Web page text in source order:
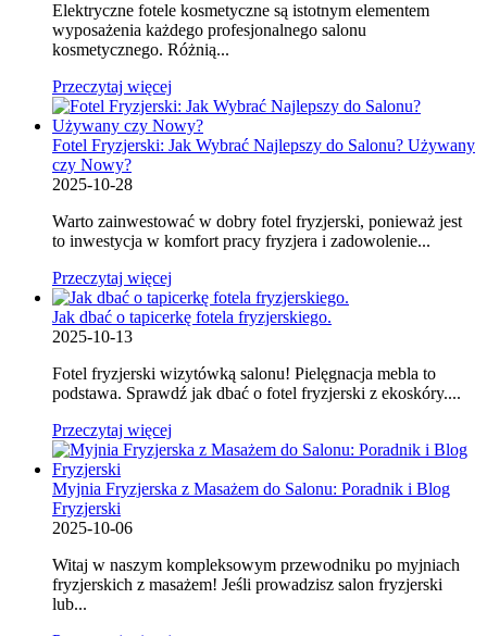
Elektryczne fotele kosmetyczne są istotnym elementem
wyposażenia każdego profesjonalnego salonu
kosmetycznego. Różnią...
Przeczytaj więcej
Fotel Fryzjerski: Jak Wybrać Najlepszy do Salonu? Używany
czy Nowy?
2025-10-28
Warto zainwestować w dobry fotel fryzjerski, ponieważ jest
to inwestycja w komfort pracy fryzjera i zadowolenie...
Przeczytaj więcej
Jak dbać o tapicerkę fotela fryzjerskiego.
2025-10-13
Fotel fryzjerski wizytówką salonu! Pielęgnacja mebla to
podstawa. Sprawdź jak dbać o fotel fryzjerski z ekoskóry....
Przeczytaj więcej
Myjnia Fryzjerska z Masażem do Salonu: Poradnik i Blog
Fryzjerski
2025-10-06
Witaj w naszym kompleksowym przewodniku po myjniach
fryzjerskich z masażem! Jeśli prowadzisz salon fryzjerski
lub...